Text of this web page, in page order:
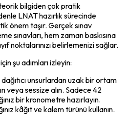
bilgiden çok pratik
LNAT hazırlık sürecinde
önem taşır. Gerçek sınav
sınavları, hem zaman baskısına
noktalarınızı belirlemenizi sağlar.
şu adımları izleyin:
unsurlardan uzak bir ortam
veya sessize alın. Sadece 42
bir kronometre hazırlayın.
kâğıt ve kalem türünü kullanın.